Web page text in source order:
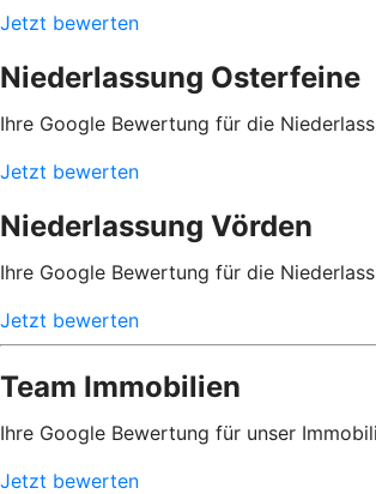
Jetzt bewerten
Niederlassung Osterfeine
Ihre Google Bewertung für die
Jetzt bewerten
Niederlassung Vörden
Ihre Google Bewertung für die
Jetzt bewerten
Team Immobilien
Ihre Google Bewertung für unser
Jetzt bewerten